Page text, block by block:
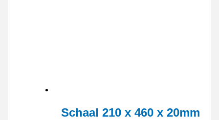
Schaal 210 x 460 x 20mm